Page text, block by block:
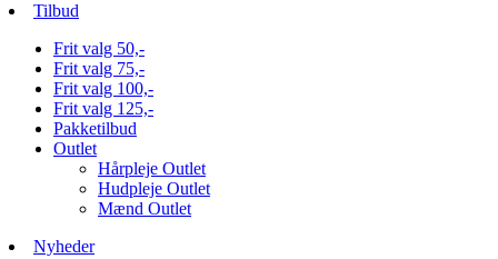
Tilbud
Frit valg 50,-
Frit valg 75,-
Frit valg 100,-
Frit valg 125,-
Pakketilbud
Outlet
Hårpleje Outlet
Hudpleje Outlet
Mænd Outlet
Nyheder